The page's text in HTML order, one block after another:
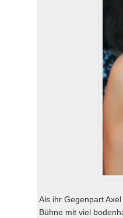
Als ihr Gegenpart
Bühne mit viel